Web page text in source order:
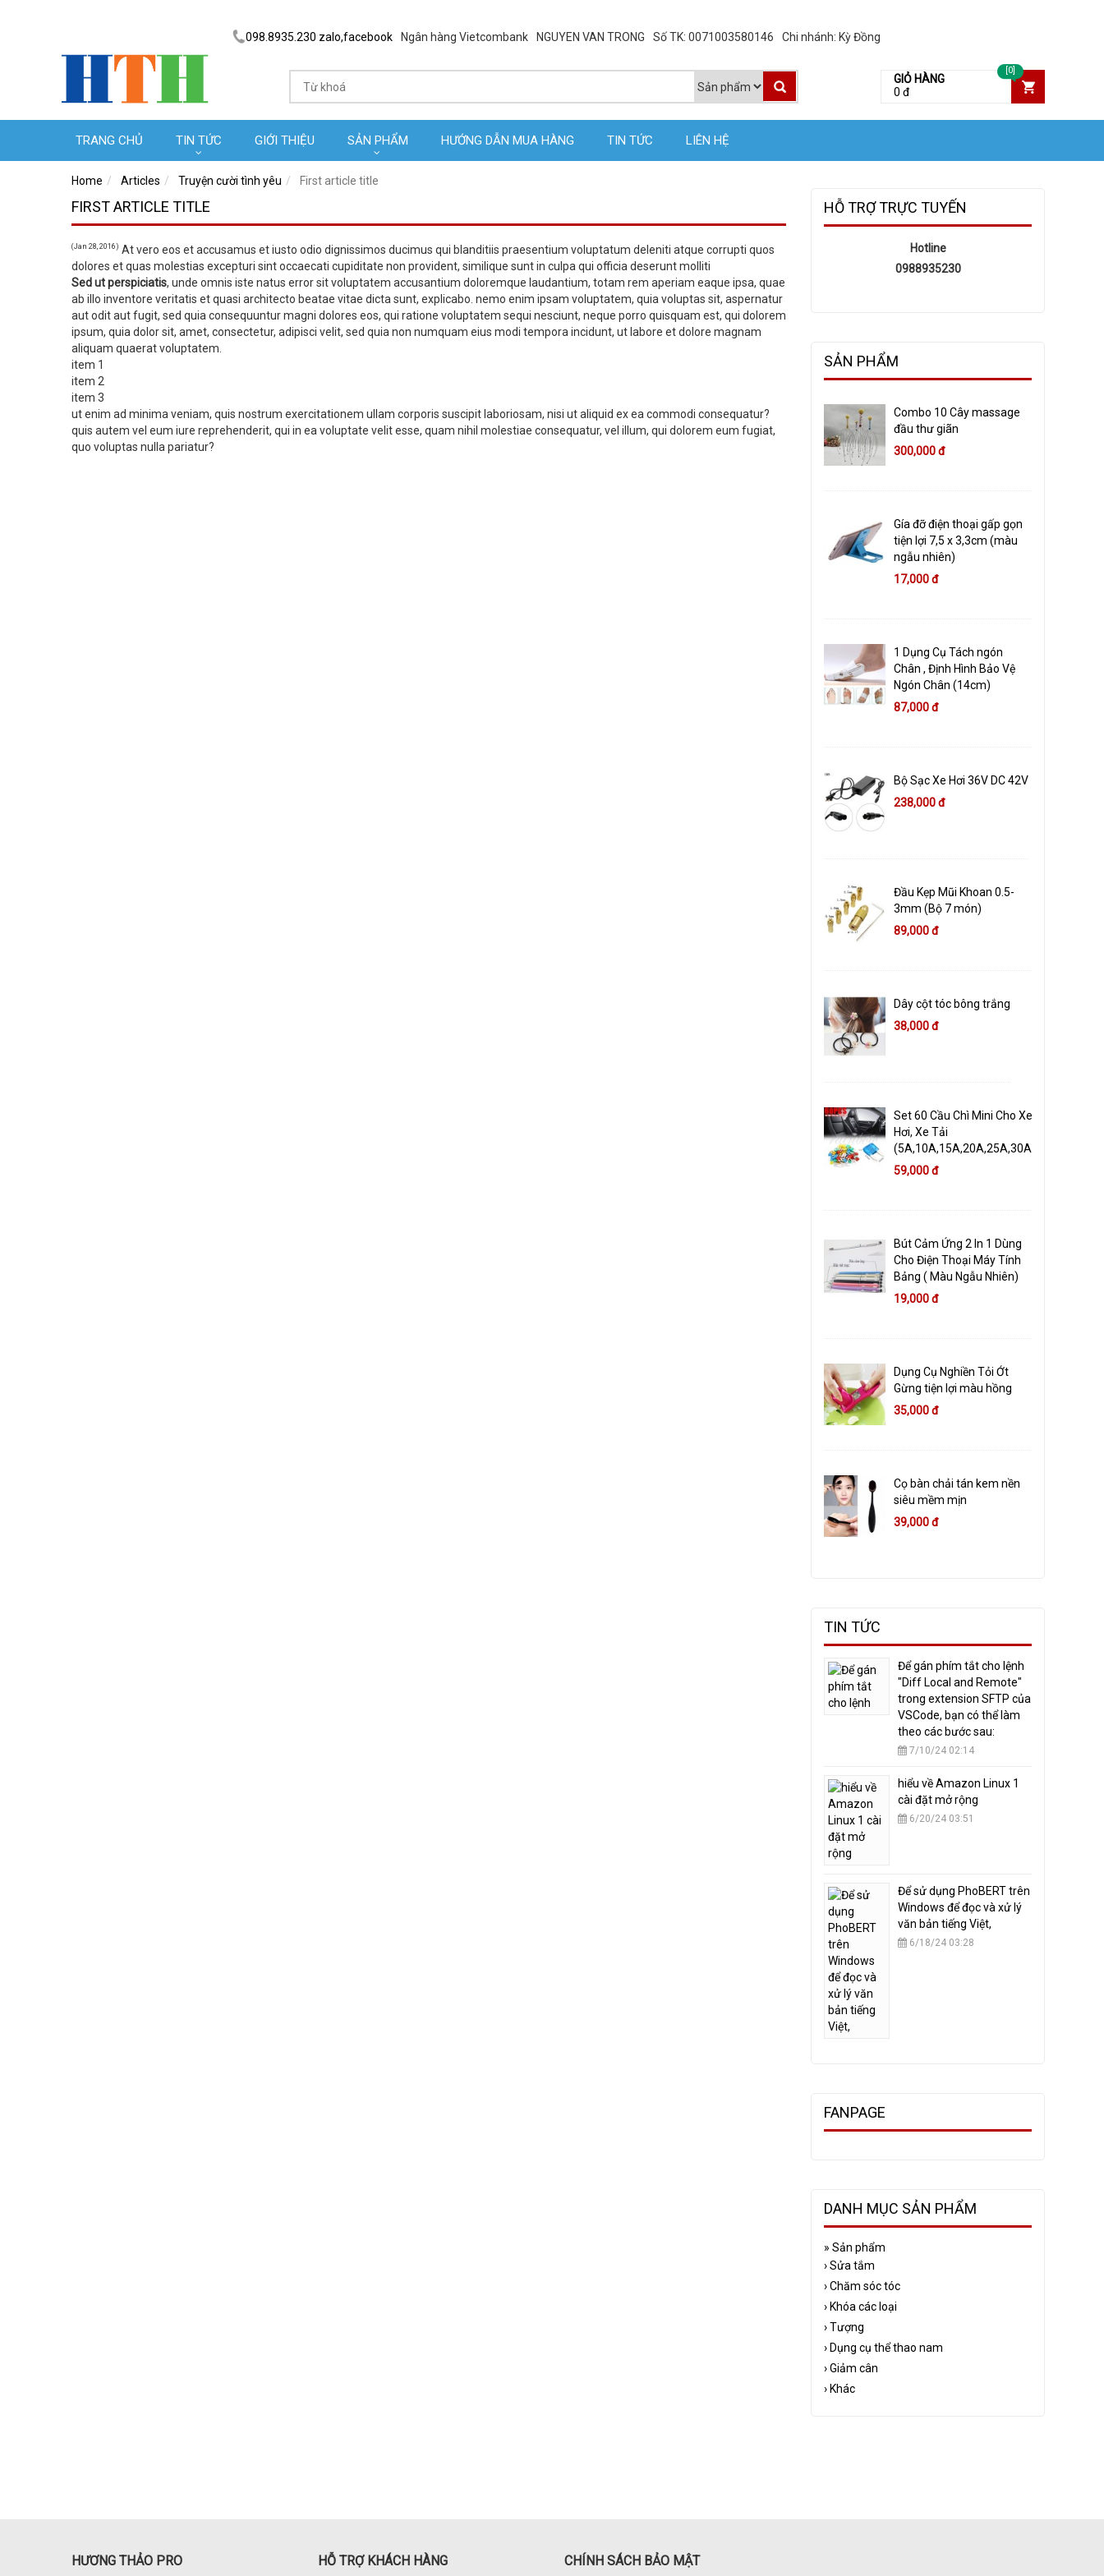
098.8935.230 zalo,facebook Ngân hàng Vietcombank NGUYEN VAN TRONG Số TK: 0071003580146 Chi nhánh: Kỳ Đồng
GIỎ HÀNG
0 đ
[0]
TRANG CHỦ TIN TỨC GIỚI THIỆU SẢN PHẨM HƯỚNG DẪN MUA HÀNG TIN TỨC LIÊN HỆ
Home Articles Truyện cười tình yêu First article title
FIRST ARTICLE TITLE
(Jan 28, 2016) At vero eos et accusamus et iusto odio dignissimos ducimus qui blanditiis praesentium voluptatum deleniti atque corrupti quos
dolores et quas molestias excepturi sint occaecati cupiditate non provident, similique sunt in culpa qui officia deserunt molliti
Sed ut perspiciatis, unde omnis iste natus error sit voluptatem accusantium doloremque laudantium, totam rem aperiam eaque ipsa, quae
ab illo inventore veritatis et quasi architecto beatae vitae dicta sunt, explicabo. nemo enim ipsam voluptatem, quia voluptas sit, aspernatur
aut odit aut fugit, sed quia consequuntur magni dolores eos, qui ratione voluptatem sequi nesciunt, neque porro quisquam est, qui dolorem
ipsum, quia dolor sit, amet, consectetur, adipisci velit, sed quia non numquam eius modi tempora incidunt, ut labore et dolore magnam
aliquam quaerat voluptatem.
item 1
item 2
item 3
ut enim ad minima veniam, quis nostrum exercitationem ullam corporis suscipit laboriosam, nisi ut aliquid ex ea commodi consequatur?
quis autem vel eum iure reprehenderit, qui in ea voluptate velit esse, quam nihil molestiae consequatur, vel illum, qui dolorem eum fugiat,
quo voluptas nulla pariatur?
HỖ TRỢ TRỰC TUYẾN
Hotline
0988935230
SẢN PHẨM
Combo 10 Cây massage
đầu thư giãn
300,000 đ
Gía đỡ điện thoại gấp gọn
tiện lợi 7,5 x 3,3cm (màu
ngẫu nhiên)
17,000 đ
1 Dụng Cụ Tách ngón
Chân , Định Hình Bảo Vệ
Ngón Chân (14cm)
87,000 đ
Bộ Sạc Xe Hơi 36V DC 42V
238,000 đ
Đầu Kẹp Mũi Khoan 0.5-
3mm (Bộ 7 món)
89,000 đ
Dây cột tóc bông trắng
38,000 đ
Set 60 Cầu Chì Mini Cho Xe
Hơi, Xe Tải
(5A,10A,15A,20A,25A,30A)
59,000 đ
Bút Cảm Ứng 2 In 1 Dùng
Cho Điện Thoại Máy Tính
Bảng ( Màu Ngẫu Nhiên)
19,000 đ
Dụng Cụ Nghiền Tỏi Ớt
Gừng tiện lợi màu hồng
35,000 đ
Cọ bàn chải tán kem nền
siêu mềm mịn
39,000 đ
TIN TỨC
​Để gán phím tắt cho lệnh
"Diff Local and Remote"
trong extension SFTP của
VSCode, bạn có thể làm
theo các bước sau:
7/10/24 02:14
hiểu về Amazon Linux 1
cài đặt mở rộng
6/20/24 03:51
​Để sử dụng PhoBERT trên
Windows để đọc và xử lý
văn bản tiếng Việt,
6/18/24 03:28
FANPAGE
DANH MỤC SẢN PHẨM
» Sản phẩm
›Sửa tắm
›Chăm sóc tóc
› Khóa các loại
›Tượng
› Dụng cụ thể thao nam
›Giảm cân
› Khác
HƯƠNG THẢO PRO HỖ TRỢ KHÁCH HÀNG CHÍNH SÁCH BẢO MẬT